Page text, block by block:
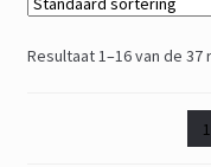
Resultaat 1–16 van de
1